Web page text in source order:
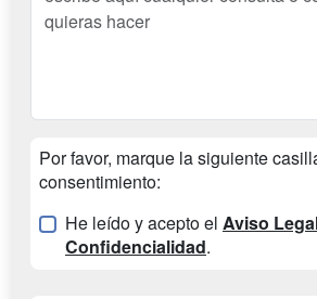
Por favor, marque la siguiente
consentimiento:
He leído y acepto el Aviso
Confidencialidad.